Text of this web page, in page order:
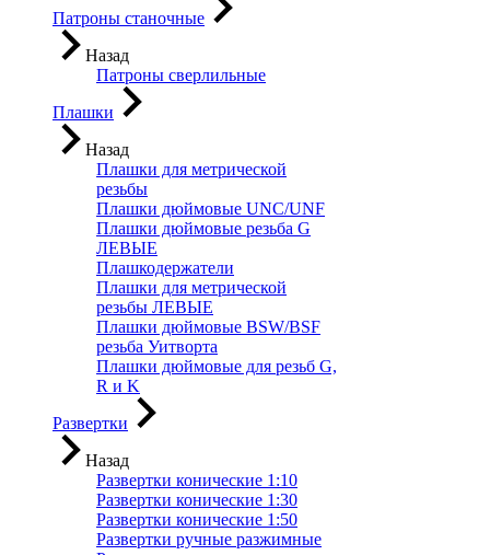
Патроны станочные
Назад
Патроны сверлильные
Плашки
Назад
Плашки для метрической
резьбы
Плашки дюймовые UNC/UNF
Плашки дюймовые резьба G
ЛЕВЫЕ
Плашкодержатели
Плашки для метрической
резьбы ЛЕВЫЕ
Плашки дюймовые BSW/BSF
резьба Уитворта
Плашки дюймовые для резьб G,
R и K
Развертки
Назад
Развертки конические 1:10
Развертки конические 1:30
Развертки конические 1:50
Развертки ручные разжимные